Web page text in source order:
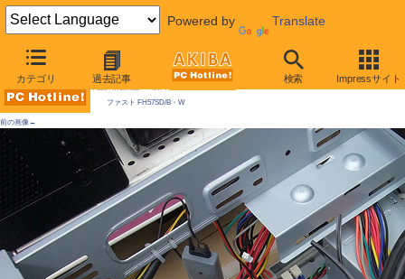
Powered by Translate
カテゴリ 過去記事 検索 Impressサイト
AKIBA PC Hotline! 2010年5月22日号
ファスト FH57SD/B・W
前の画像←